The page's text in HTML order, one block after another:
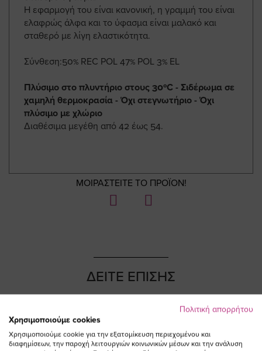
Η εφαρμογή του είναι κανονική, η γραμμή του είναι
ελαφρώς άλφα και το ύφασμα είναι μαλακό και
σταθερό με λίγη ελαστικότητα.
Σύνθεση:50% REC POL 47% POL 3% EL
Πλύσιμο στο πλυντήριο στους 30ºC - Σιδέρωμα σε
χαμηλή θερμοκρασία - Όχι στεγνωτήριο - Όχι
πλύσιμο με χλώριο
Διαθέσιμα μεγέθη από 42 έως 54.
ΜΟΙΡΑΣΤΕΙΤΕ ΤΟ ΠΡΟΪΟΝ!
NEW IN
ΔΕΙΤΕ ΕΠΙΣΗΣ
Πολιτική απορρήτου
Χρησιμοποιούμε cookies
Χρησιμοποιούμε cookie για την εξατομίκευση περιεχομένου και
διαφημίσεων, την παροχή λειτουργιών κοινωνικών μέσων και την ανάλυση